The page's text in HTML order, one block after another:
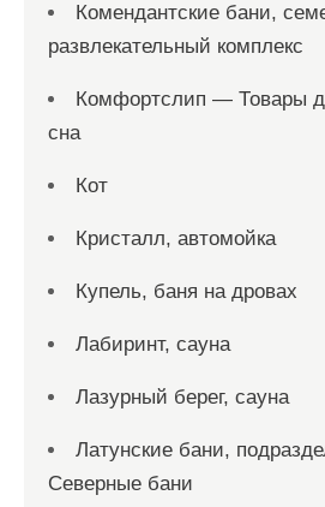
Комендантские бани,
развлекательный комплекс
Комфортслип — Товары
сна
Кот
Кристалл, автомойка
Купель, баня на дровах
Лабиринт, сауна
Лазурный берег, сауна
Латунские бани,
Северные бани